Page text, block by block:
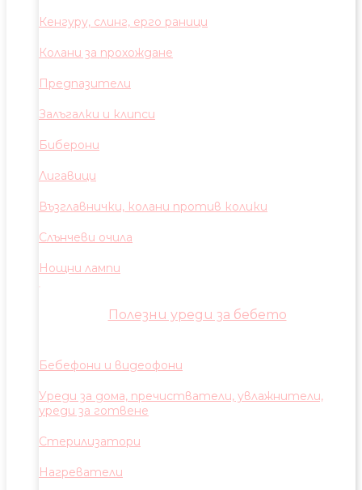
Кенгуру, слинг, ерго раници
Колани за прохождане
Предпазители
Залъгалки и клипси
Биберони
Лигавици
Възглавнички, колани против колики
Слънчеви очила
Нощни лампи
Полезни уреди за бебето
Бебефони и видеофони
Уреди за дома, пречистватели, увлажнители,
уреди за готвене
Стерилизатори
Нагреватели